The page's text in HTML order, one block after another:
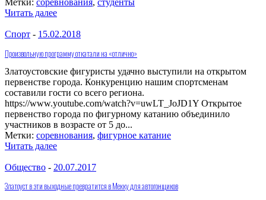
Метки: соревнования, студенты
Читать далее
Спорт - 15.02.2018
Произвольную программу откатали на «отлично»
Златоустовские фигуристы удачно выступили на открытом
первенстве города. Конкуренцию нашим спортсменам
составили гости со всего региона.
https://www.youtube.com/watch?v=uwLT_JoJD1Y Открытое
первенство города по фигурному катанию объединило
участников в возрасте от 5 до...
Метки: соревнования, фигурное катание
Читать далее
Общество - 20.07.2017
Златоуст в эти выходные превратится в Мекку для автогонщиков